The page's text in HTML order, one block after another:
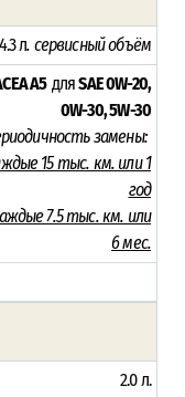
4.3 л. сервисный объём
A5 дляSAE 0W-20,
0W-30, 5W-30
замены:
15 тыс. км. или 1
год
7.5 тыс. км. или
6 мес.
2.0 л.